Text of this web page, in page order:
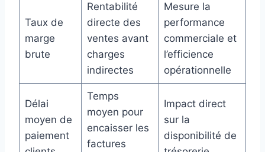
Taux de
marge
brute
Rentabilité
directe des
ventes avant
charges
indirectes
Mesure la
performance
commerciale et
l’efficience
opérationnelle
Délai
moyen de
paiement
Temps
moyen pour
encaisser les
factures
Impact direct
sur la
disponibilité de